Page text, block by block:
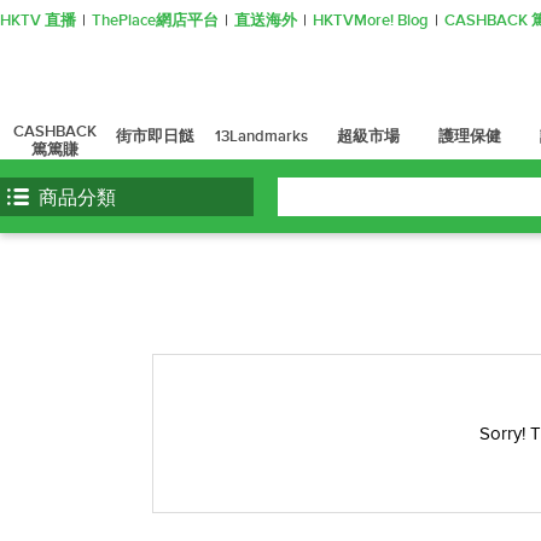
HKTV 直播 ThePlace網店平台 直送海外 HKTVMore! Blog CASHBACK
CASHBACK
篤篤賺
街市即日餸 13Landmarks 超級市場 護理保健
商品分類
Sorry!